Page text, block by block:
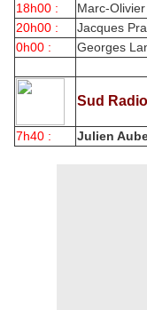
18h00 :
Marc-
20h00 :
Jacques
0h00 :
Georges
Sud Radio
7h40 : Julien